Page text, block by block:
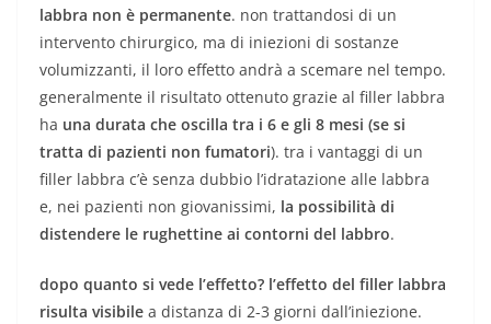
labbra non è permanente. non trattandosi di un
intervento chirurgico, ma di iniezioni di sostanze
volumizzanti, il loro effetto andrà a scemare nel tempo.
generalmente il risultato ottenuto grazie al filler labbra
ha una durata che oscilla tra i 6 e gli 8 mesi (se si
tratta di pazienti non fumatori). tra i vantaggi di un
filler labbra c’è senza dubbio l’idratazione alle labbra
e, nei pazienti non giovanissimi, la possibilità di
distendere le rughettine ai contorni del labbro.
dopo quanto si vede l’effetto? l’effetto del filler labbra
risulta visibile a distanza di 2-3 giorni dall’iniezione.